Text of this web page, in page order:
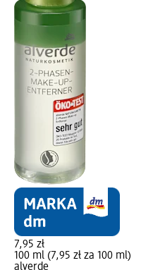
7,95 zł
100 ml (7,95 zł za 100 ml)
alverde